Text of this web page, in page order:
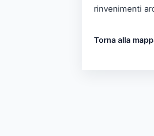
rinvenimenti
Torna alla